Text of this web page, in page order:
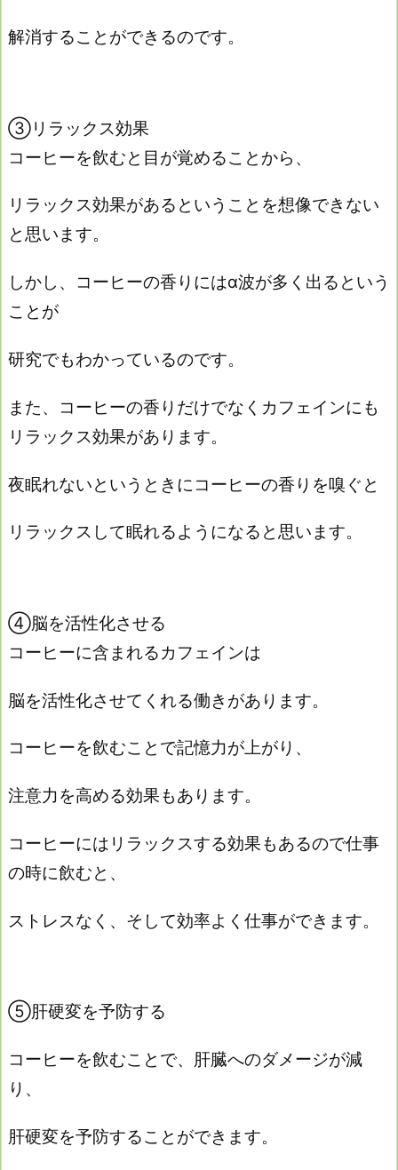
解消することができるのです。
③リラックス効果
コーヒーを飲むと目が覚めることから、
リラックス効果があるということを想像できない
と思います。
しかし、コーヒーの香りにはα波が多く出るという
ことが
研究でもわかっているのです。
また、コーヒーの香りだけでなくカフェインにも
リラックス効果があります。
夜眠れないというときにコーヒーの香りを嗅ぐと
リラックスして眠れるようになると思います。
④脳を活性化させる
コーヒーに含まれるカフェインは
脳を活性化させてくれる働きがあります。
コーヒーを飲むことで記憶力が上がり、
注意力を高める効果もあります。
コーヒーにはリラックスする効果もあるので仕事
の時に飲むと、
ストレスなく、そして効率よく仕事ができます。
⑤肝硬変を予防する
コーヒーを飲むことで、 肝臓へのダメージが減
り、
肝硬変を予防することができます。